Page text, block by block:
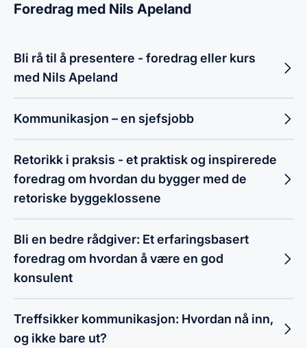
Foredrag med Nils Apeland
Bli rå til å presentere - foredrag eller kurs
med Nils Apeland
Kommunikasjon – en sjefsjobb
Retorikk i praksis - et praktisk og inspirerede
foredrag om hvordan du bygger med de
retoriske byggeklossene
Bli en bedre rådgiver: Et erfaringsbasert
foredrag om hvordan å være en god
konsulent
Treffsikker kommunikasjon: Hvordan nå inn,
og ikke bare ut?